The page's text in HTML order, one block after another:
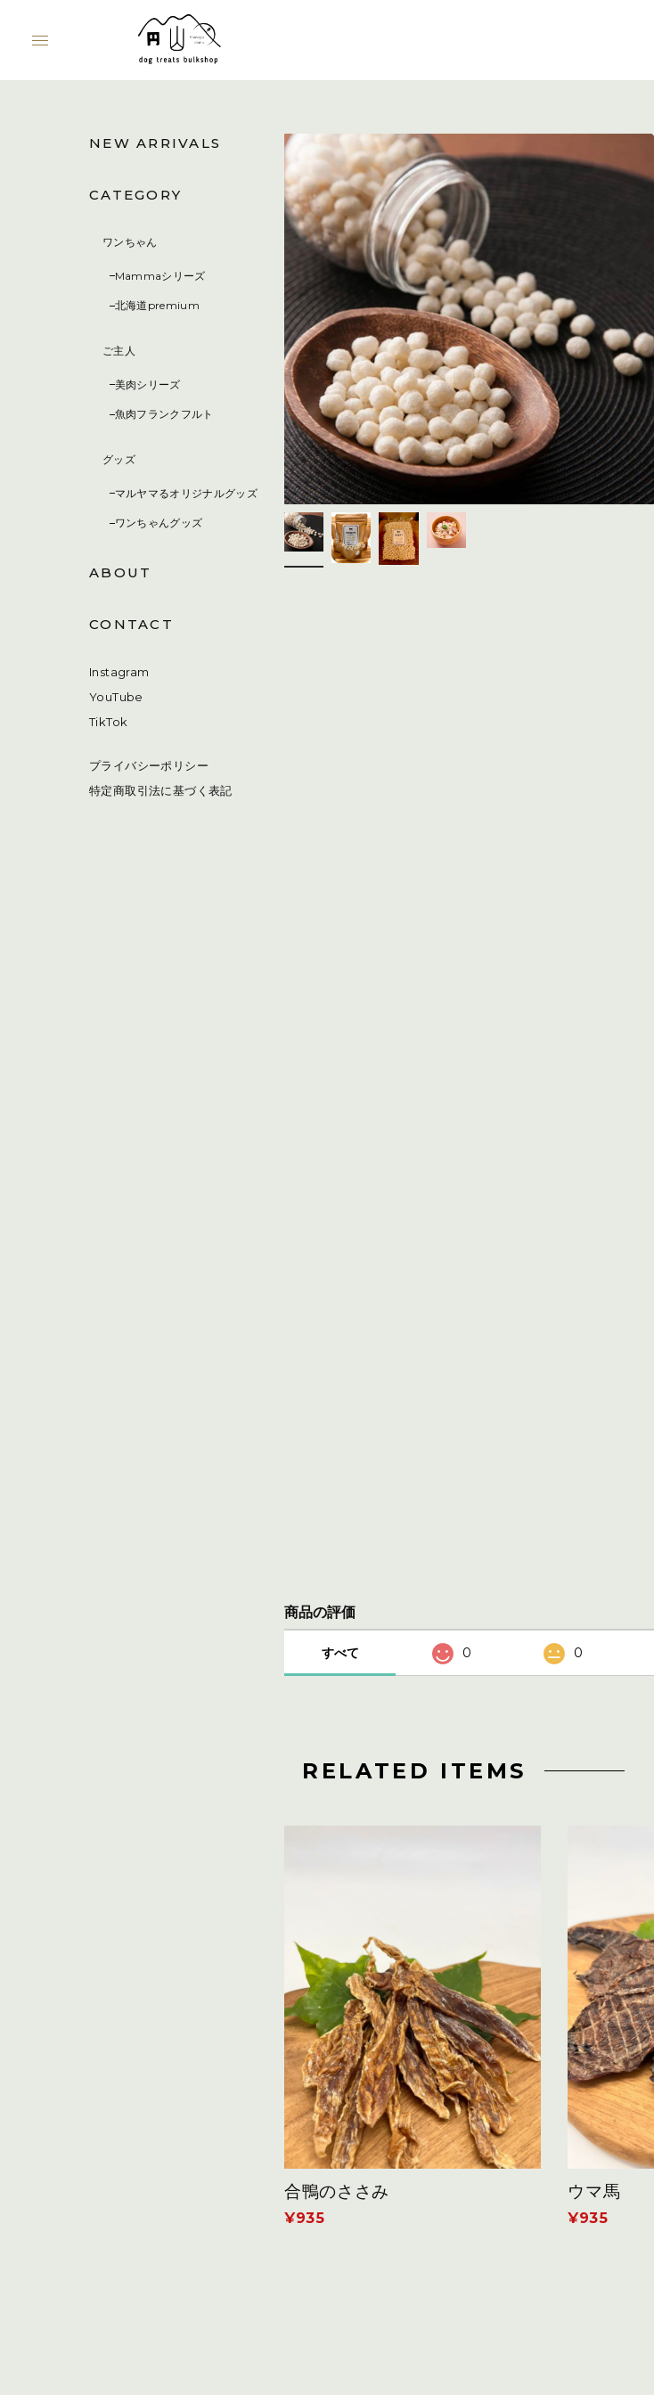
NEW ARRIVALS
CATEGORY
ワンちゃん
Mammaシリーズ
北海道premium
ご主人
美肉シリーズ
魚肉フランクフルト
グッズ
マルヤマるオリジナルグッズ
ワンちゃんグッズ
ABOUT
CONTACT
Instagram
YouTube
TikTok
プライバシーポリシー
特定商取引法に基づく表記
商品の評価
すべて 0 0
RELATED ITEMS
合鴨のささみ
¥935
ウマ馬
¥935